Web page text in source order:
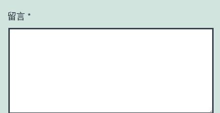
留言 *